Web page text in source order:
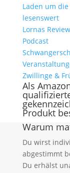
Laden um die
lesenswert
Lornas
Podcast
Zwillinge &
Als
Produkt
Warum
Du wirst
abgestimmt
Du erhälst